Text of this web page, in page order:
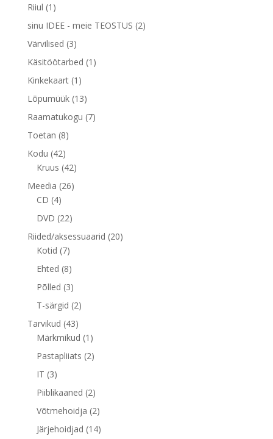
Riiul 1 1
toode
sinu IDEE - meie TEOSTUS 22
Värvilised 33
toodet
Käsitöötarbed 1 1
Kinkekaart 1 1
toode
Lõpumüük 1313
toodet
Raamatukogu 77
Toetan 88
Kodu 4242
toodet
Kruus 4242
toodet
Meedia 2626
CD 44
toodet
DVD 2222
Riided/aksessuaarid 2020
Kotid 77
toodet
Ehted 88
toodet
Põlled 33
toodet
T-särgid 22
Tarvikud 4343
toodet
Märkmikud 1 1
toode
Pastapliiats 22
IT 33
toodet
Piiblikaaned 22
toodet
Võtmehoidja 22
toodet
Järjehoidjad 1414